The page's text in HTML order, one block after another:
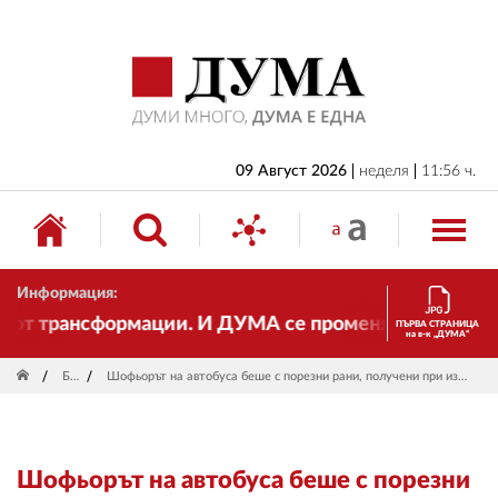
09 Август 2026 неделя 11:56 ч.
Информация:
И ДУМА се променя и ставаПЪРВА СТРАНИЦА
на в-к „ДУМА“
България Шофьорът на автобуса беше с порезни рани, получени при излизането от превозното средство, каза мед. сестра Ива Кацарова, пристигнала на катастрофата на "Челопешко шосе"
Шофьорът на автобуса беше с порезни
БЪЛГАРИЯ
ИКОНОМИКА
ИЗБОРИ
СВЯТ
ДРУГИ